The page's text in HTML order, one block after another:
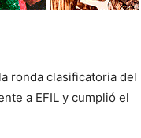
ronda clasificatoria del
a EFIL y cumplió el